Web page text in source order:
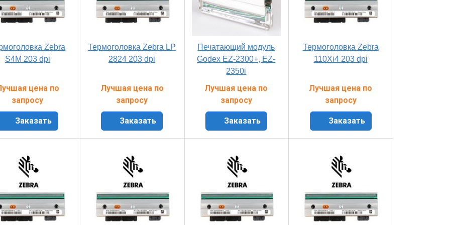
Zebra
S4M 203 dpi
цена по
запросу
Заказать
Термоголовка Zebra LP
2824 203 dpi
Лучшая цена по
запросу
Заказать
Печатающий модуль
Godex EZ-2300+, EZ-
2350i
Лучшая цена по
запросу
Заказать
Термоголовка Zebra
110Xi4 203 dpi
Лучшая цена по
запросу
Заказать